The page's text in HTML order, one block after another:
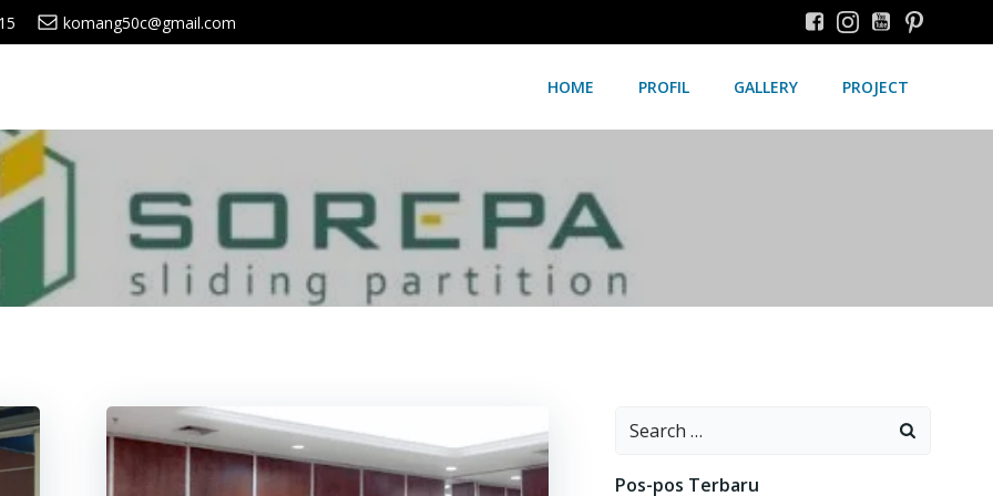
komang50c@gmail.com
HOME PROFIL GALLERY PROJECT
Search
Pos-pos Terbaru